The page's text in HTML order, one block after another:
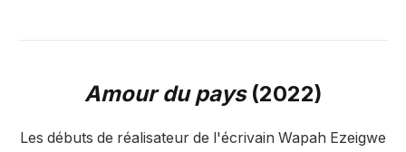
Amour du pays (2022)
Les débuts de réalisateur de l'écrivain Wapah Ezeigwe